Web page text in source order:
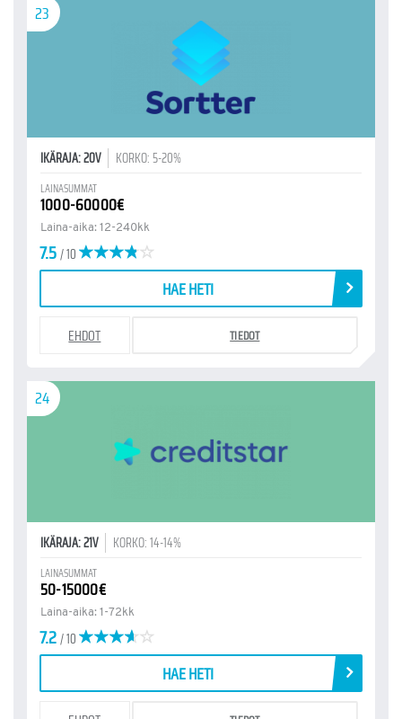
23
IKÄRAJA: 20V KORKO: 5-20%
LAINASUMMAT
1000-60000€
Laina-aika: 12-240kk
7.5/ 10
HAE HETI
EHDOT TIEDOT
24
IKÄRAJA: 21V KORKO: 14-14%
LAINASUMMAT
50-15000€
Laina-aika: 1-72kk
7.2/ 10
HAE HETI